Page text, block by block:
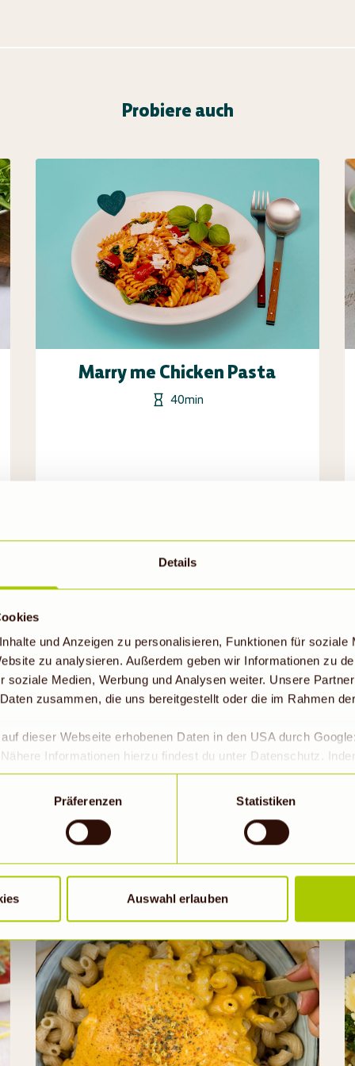
Details
und Anzeigen zu personalisieren, Funktionen für soziale
zu analysieren. Außerdem geben wir Informationen zu
soziale Medien, Werbung und Analysen weiter. Unsere
zusammen, die uns bereitgestellt oder die im Rahmen
dieser Webseite erhobenen Daten in den USA durch
Informationen hierzu findest du unter Datenschutz.
erlaubt werden, wird zugleich gem. Art. 49 Abs. 1 S. 1 lit
werden. Die USA werden vom Europäischen Gerichtshof
und zu Überwachungszwecken, möglicherweise auch
Präferenzen Statistiken
Auswahl erlauben
Probiere auch
Marry me Chicken Pasta
40min
Schinkennudeln
Rezept ansehen